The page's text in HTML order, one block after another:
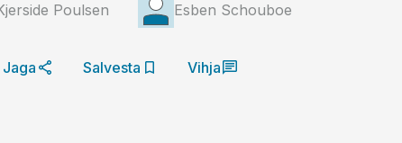
Poulsen Esben Schouboe
Jaga Salvesta Vihja